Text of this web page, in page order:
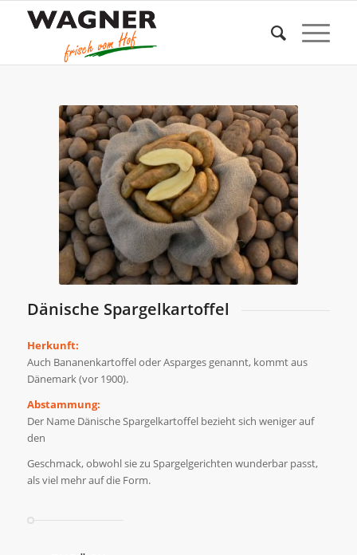
Dänische Spargelkartoffel
Herkunft:
Auch Bananenkartoffel oder Asparges genannt, kommt aus
Dänemark (vor 1900).
Abstammung:
Der Name Dänische Spargelkartoffel bezieht sich weniger auf
den
Geschmack, obwohl sie zu Spargelgerichten wunderbar passt,
als viel mehr auf die Form.